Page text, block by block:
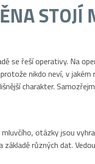
STOJÍ
se řeší operativy. Na
nikdo neví, v
charakter.
otázky jsou
různých dat.